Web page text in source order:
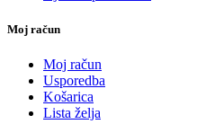
Moj račun
Moj račun
Usporedba
Košarica
Lista želja